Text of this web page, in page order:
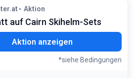
ultradünnen Einweg-Wärmer sind
sie passen problemlos in
Paketangebot
Aktion
auf Cairn Skihelm-Sets
Aktion anzeigen
*siehe Bedingungen